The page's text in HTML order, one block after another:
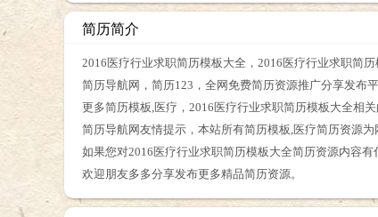
简历简介
2016医疗行业求职简历模板大全，2016医疗行业求职简
简历导航网，简历123，全网免费简历资源推广分享发布平
更多简历模板,医疗，2016医疗行业求职简历模板大全相
简历导航网友情提示，本站所有简历模板,医疗简历资源
如果您对2016医疗行业求职简历模板大全简历资源内容有
欢迎朋友多多分享发布更多精品简历资源。